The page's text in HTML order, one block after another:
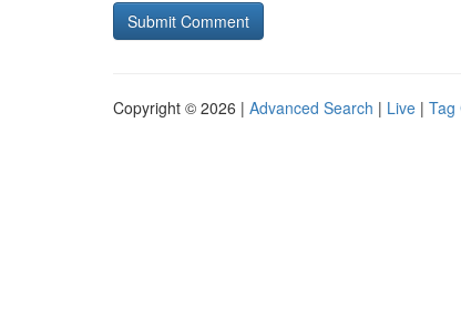
Copyright © 2026 | Advanced Search | Live | Tag